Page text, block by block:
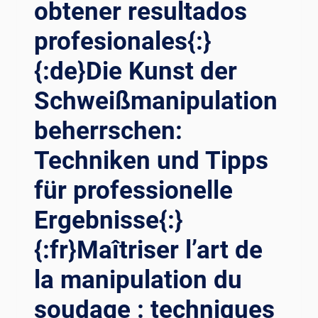
ANIPULASI D
ALAM P
ENGELASAN{:}
QUE
CONOCER{:}
SIE
KUNST
DER
SCHWEISSMANIPULATION: Z
WEI W
ESENTLICHE T
ECHNIKEN, D
IE K
ENNEN M
ÜSSEN{:}{
:FR}EXPLORER L
’ART D
E L
obtener resultados
profesionales{:}
{:de}Die Kunst der
Schweißmanipulation
beherrschen:
Techniken und Tipps
für professionelle
Ergebnisse{:}
{:fr}Maîtriser l’art de
la manipulation du
soudage : techniques